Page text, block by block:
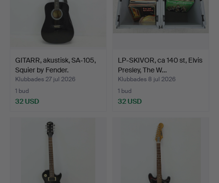
GITARR, akustisk, SA-105,
Squier by Fender.
Klubbades 27 jul 2026
1 bud
32 USD
LP-SKIVOR, ca 140 st, Elvis
Presley, The W…
Klubbades 8 jul 2026
1 bud
32 USD